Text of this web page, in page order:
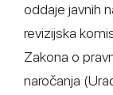
oddaje javnih
revizijska
Zakona o
naročanja